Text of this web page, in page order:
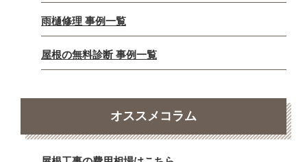
雨樋修理 事例一覧
屋根の無料診断 事例一覧
オススメコラム